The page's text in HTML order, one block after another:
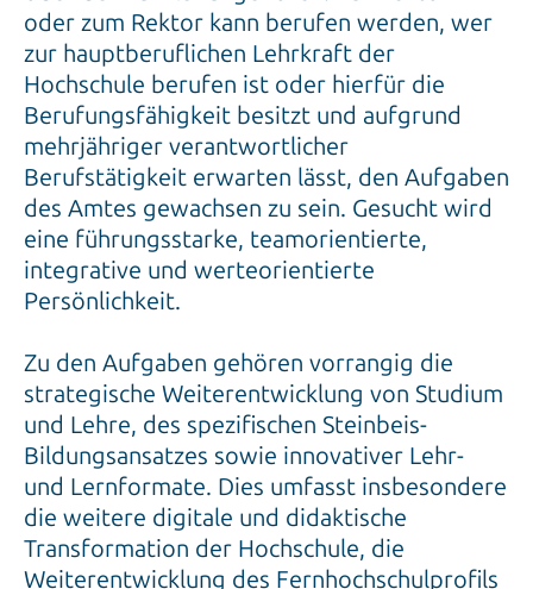
oder zum Rektor kann berufen werden, wer
zur hauptberuflichen Lehrkraft der
Hochschule berufen ist oder hierfür die
Berufungsfähigkeit besitzt und aufgrund
mehrjähriger verantwortlicher
Berufstätigkeit erwarten lässt, den Aufgaben
des Amtes gewachsen zu sein. Gesucht wird
eine führungsstarke, teamorientierte,
integrative und werteorientierte
Persönlichkeit.
Zu den Aufgaben gehören vorrangig die
strategische Weiterentwicklung von Studium
und Lehre, des spezifischen Steinbeis-
Bildungsansatzes sowie innovativer Lehr-
und Lernformate. Dies umfasst insbesondere
die weitere digitale und didaktische
Transformation der Hochschule, die
Weiterentwicklung des Fernhochschulprofils